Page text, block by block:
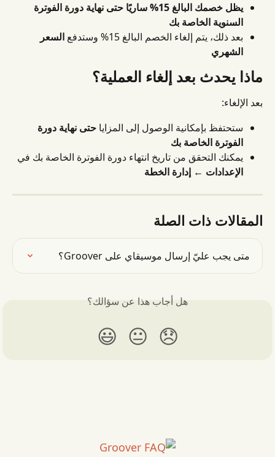
يظل خصمك البالغ 15% ساريًا حتى نهاية دورة الفوترة
السنوية الخاصة بك
بعد ذلك، يتم إلغاء الخصم البالغ 15% وستدفع
السعر
الشهري
ماذا يحدث بعد إلغاء العملية؟
بعد الإلغاء:
ستحتفظ بإمكانية الوصول إلى المزايا حتى نهاية دورة
الفوترة الخاصة بك
يمكنك التحقق من تاريخ انتهاء دورة الفوترة الخاصة بك في
الإعدادات ← إدارة الخطة
المقالات ذات الصلة
متى يجب عليّ إرسال موسيقاي على Groover؟
هل أجاب هذا عن سؤالك؟
😞
😐
😃